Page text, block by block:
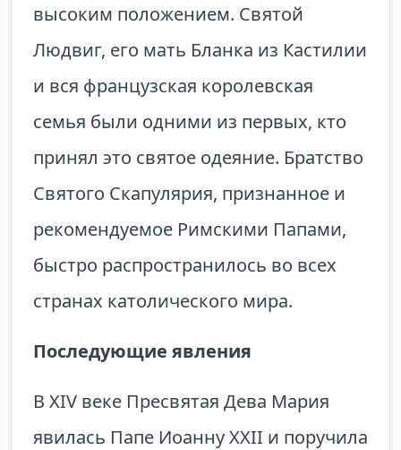
высоким положением. Святой
Людвиг, его мать Бланка из Кастилии
и вся французская королевская
семья были одними из первых, кто
принял это святое одеяние. Братство
Святого Скапулярия, признанное и
рекомендуемое Римскими Папами,
быстро распространилось во всех
странах католического мира.
Последующие явления
В XIV веке Пресвятая Дева Мария
явилась Папе Иоанну XXII и поручила